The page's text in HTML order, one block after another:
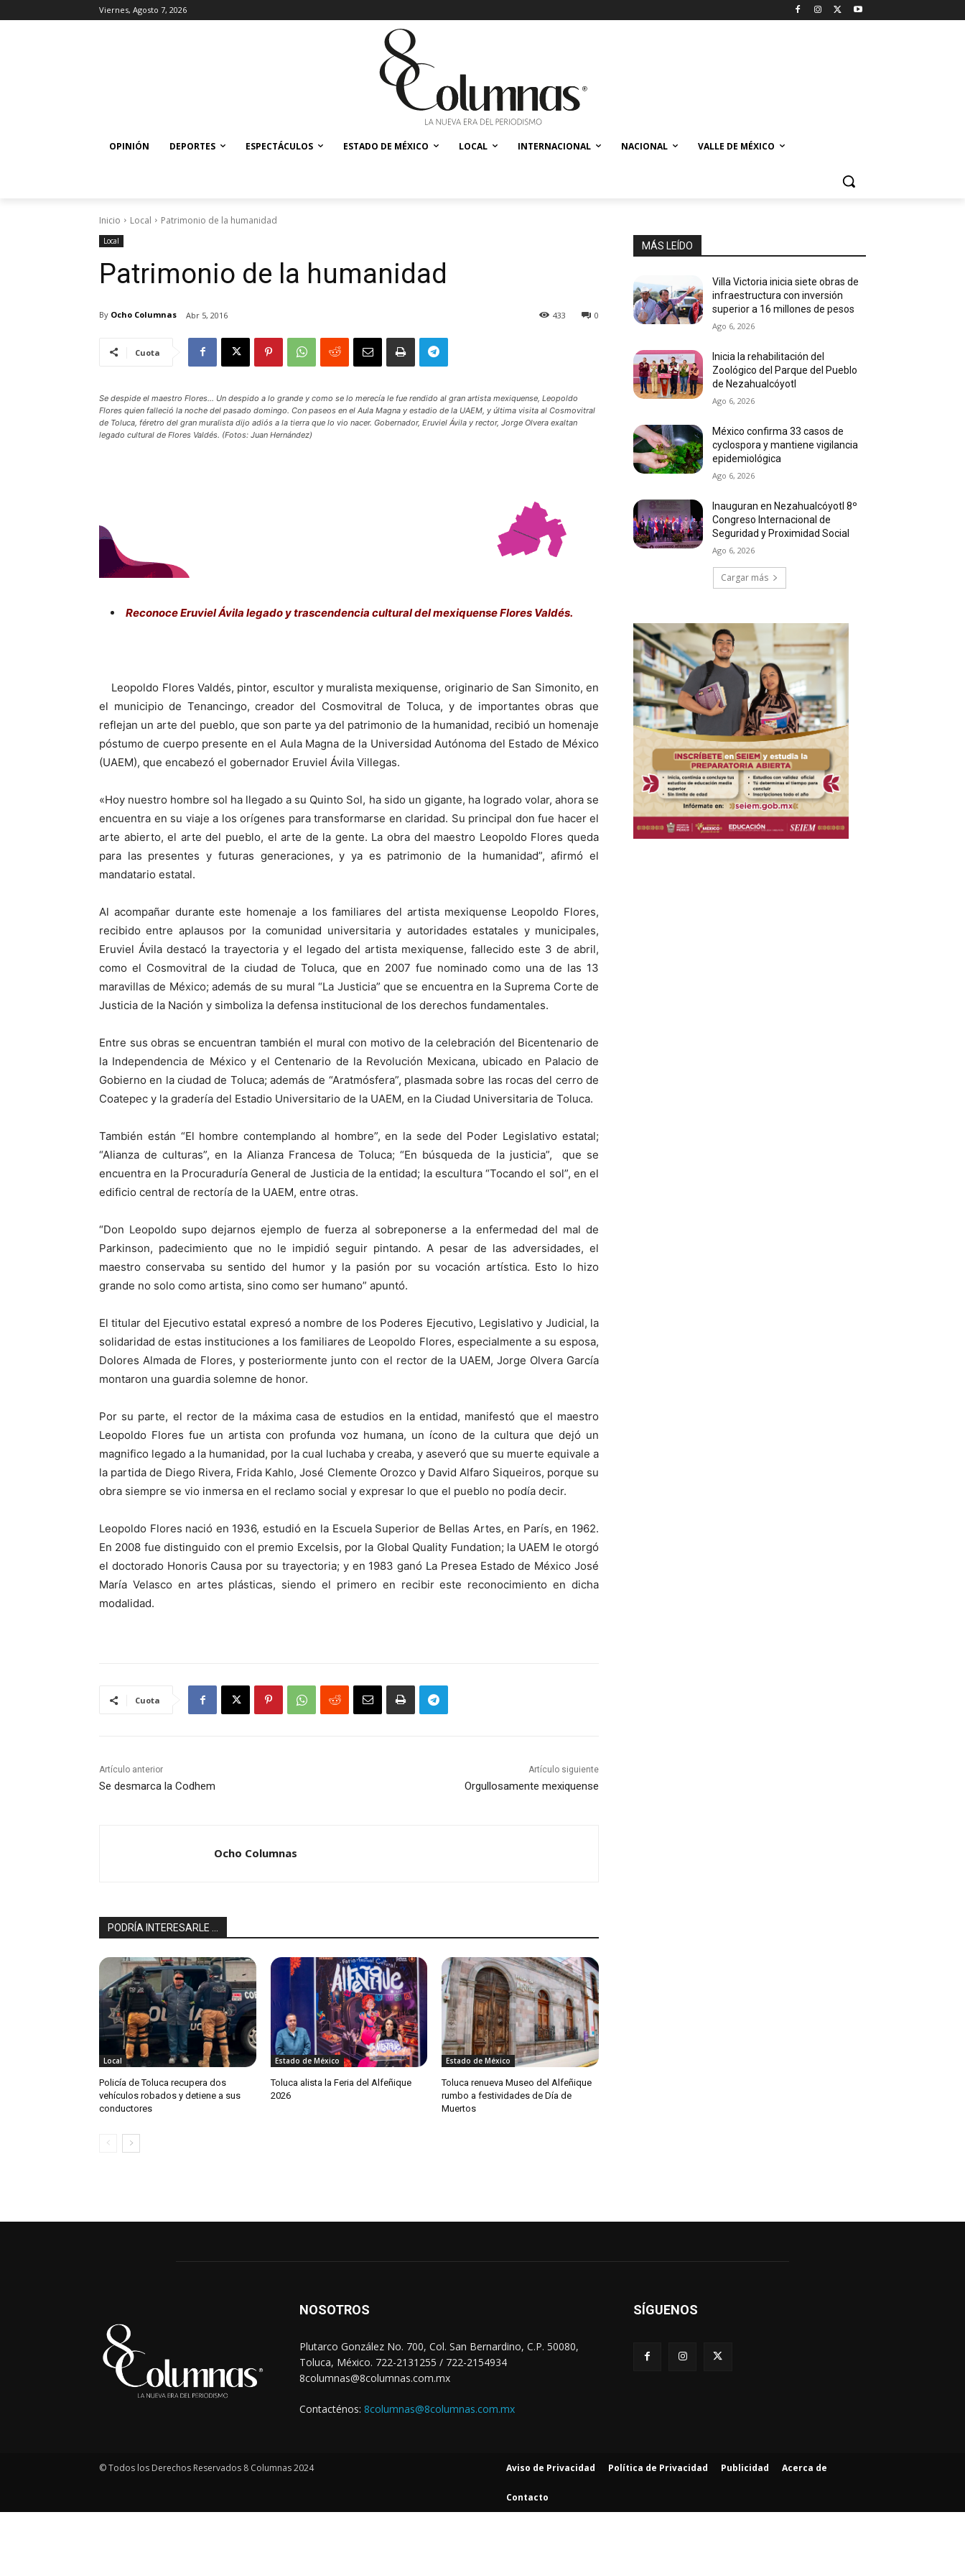
Viernes, Agosto 7, 2026
OPINIÓN DEPORTES ESPECTÁCULOS ESTADO DE MÉXICO LOCAL INTERNACIONAL NACIONAL VALLE DE MÉXICO
Inicio Local Patrimonio de la humanidad
Local
Patrimonio de la humanidad
By Ocho Columnas Abr 5, 2016 0
433
Cuota
Se despide el maestro Flores… Un despido a lo grande y como se lo merecía le fue rendido al gran artista mexiquense, Leopoldo
Flores quien falleció la noche del pasado domingo. Con paseos en el Aula Magna y estadio de la UAEM, y última visita al Cosmovitral
de Toluca, féretro del gran muralista dijo adiós a la tierra que lo vio nacer. Gobernador, Eruviel Ávila y rector, Jorge Olvera exaltan
legado cultural de Flores Valdés. (Fotos: Juan Hernández)
Reconoce Eruviel Ávila legado y trascendencia cultural del mexiquense Flores Valdés.
Leopoldo Flores Valdés, pintor, escultor y muralista mexiquense, originario de San Simonito, en
el municipio de Tenancingo, creador del Cosmovitral de Toluca, y de importantes obras que
reflejan un arte del pueblo, que son parte ya del patrimonio de la humanidad, recibió un homenaje
póstumo de cuerpo presente en el Aula Magna de la Universidad Autónoma del Estado de México
(UAEM), que encabezó el gobernador Eruviel Ávila Villegas.
«Hoy nuestro hombre sol ha llegado a su Quinto Sol, ha sido un gigante, ha logrado volar, ahora se
encuentra en su viaje a los orígenes para transformarse en claridad. Su principal don fue hacer el
arte abierto, el arte del pueblo, el arte de la gente. La obra del maestro Leopoldo Flores queda
para las presentes y futuras generaciones, y ya es patrimonio de la humanidad”, afirmó el
mandatario estatal.
Al acompañar durante este homenaje a los familiares del artista mexiquense Leopoldo Flores,
recibido entre aplausos por la comunidad universitaria y autoridades estatales y municipales,
Eruviel Ávila destacó la trayectoria y el legado del artista mexiquense, fallecido este 3 de abril,
como el Cosmovitral de la ciudad de Toluca, que en 2007 fue nominado como una de las 13
maravillas de México; además de su mural “La Justicia” que se encuentra en la Suprema Corte de
Justicia de la Nación y simboliza la defensa institucional de los derechos fundamentales.
Entre sus obras se encuentran también el mural con motivo de la celebración del Bicentenario de
la Independencia de México y el Centenario de la Revolución Mexicana, ubicado en Palacio de
Gobierno en la ciudad de Toluca; además de “Aratmósfera”, plasmada sobre las rocas del cerro de
Coatepec y la gradería del Estadio Universitario de la UAEM, en la Ciudad Universitaria de Toluca.
También están “El hombre contemplando al hombre”, en la sede del Poder Legislativo estatal;
“Alianza de culturas”, en la Alianza Francesa de Toluca; “En búsqueda de la justicia”, que se
encuentra en la Procuraduría General de Justicia de la entidad; la escultura “Tocando el sol”, en el
edificio central de rectoría de la UAEM, entre otras.
“Don Leopoldo supo dejarnos ejemplo de fuerza al sobreponerse a la enfermedad del mal de
Parkinson, padecimiento que no le impidió seguir pintando. A pesar de las adversidades, el
maestro conservaba su sentido del humor y la pasión por su vocación artística. Esto lo hizo
grande no solo como artista, sino como ser humano” apuntó.
El titular del Ejecutivo estatal expresó a nombre de los Poderes Ejecutivo, Legislativo y Judicial, la
solidaridad de estas instituciones a los familiares de Leopoldo Flores, especialmente a su esposa,
Dolores Almada de Flores, y posteriormente junto con el rector de la UAEM, Jorge Olvera García
montaron una guardia solemne de honor.
Por su parte, el rector de la máxima casa de estudios en la entidad, manifestó que el maestro
Leopoldo Flores fue un artista con profunda voz humana, un ícono de la cultura que dejó un
magnifico legado a la humanidad, por la cual luchaba y creaba, y aseveró que su muerte equivale a
la partida de Diego Rivera, Frida Kahlo, José Clemente Orozco y David Alfaro Siqueiros, porque su
obra siempre se vio inmersa en el reclamo social y expresar lo que el pueblo no podía decir.
Leopoldo Flores nació en 1936, estudió en la Escuela Superior de Bellas Artes, en París, en 1962.
En 2008 fue distinguido con el premio Excelsis, por la Global Quality Fundation; la UAEM le otorgó
el doctorado Honoris Causa por su trayectoria; y en 1983 ganó La Presea Estado de México José
María Velasco en artes plásticas, siendo el primero en recibir este reconocimiento en dicha
modalidad.
Cuota
Artículo anterior
Se desmarca la Codhem
Artículo siguiente
Orgullosamente mexiquense
Ocho Columnas
PODRÍA INTERESARLE ...
Local
Policía de Toluca recupera dos
vehículos robados y detiene a sus
conductores
Estado de México
Toluca alista la Feria del Alfeñique
2026
Estado de México
Toluca renueva Museo del Alfeñique
rumbo a festividades de Día de
Muertos
MÁS LEÍDO
Villa Victoria inicia siete obras de
infraestructura con inversión
superior a 16 millones de pesos
Ago 6, 2026
Inicia la rehabilitación del
Zoológico del Parque del Pueblo
de Nezahualcóyotl
Ago 6, 2026
México confirma 33 casos de
cyclospora y mantiene vigilancia
epidemiológica
Ago 6, 2026
Inauguran en Nezahualcóyotl 8º
Congreso Internacional de
Seguridad y Proximidad Social
Ago 6, 2026
Cargar más
NOSOTROS
Plutarco González No. 700, Col. San Bernardino, C.P. 50080,
Toluca, México. 722-2131255 / 722-2154934
8columnas@8columnas.com.mx
Contacténos: 8columnas@8columnas.com.mx
SÍGUENOS
© Todos los Derechos Reservados 8 Columnas 2024 Aviso de Privacidad Política de Privacidad Publicidad Acerca de
Contacto